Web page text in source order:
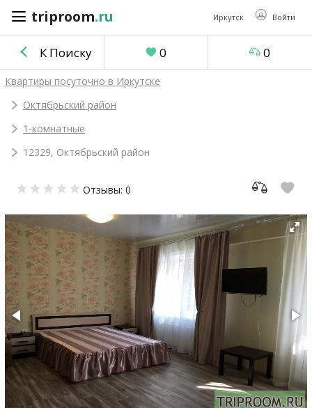
triproom.ru Иркутск Войти
triproom .ru
Российский
Войти / Зарегистрироваться
объявление
0
Сравнение
0
К Поиску 0 0
Квартиры посуточно в Иркутске
Октябрьский район
1-комнатные
12329, Октябрьский район
Отзывы: 0